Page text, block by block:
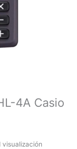
4A Casio
visualización